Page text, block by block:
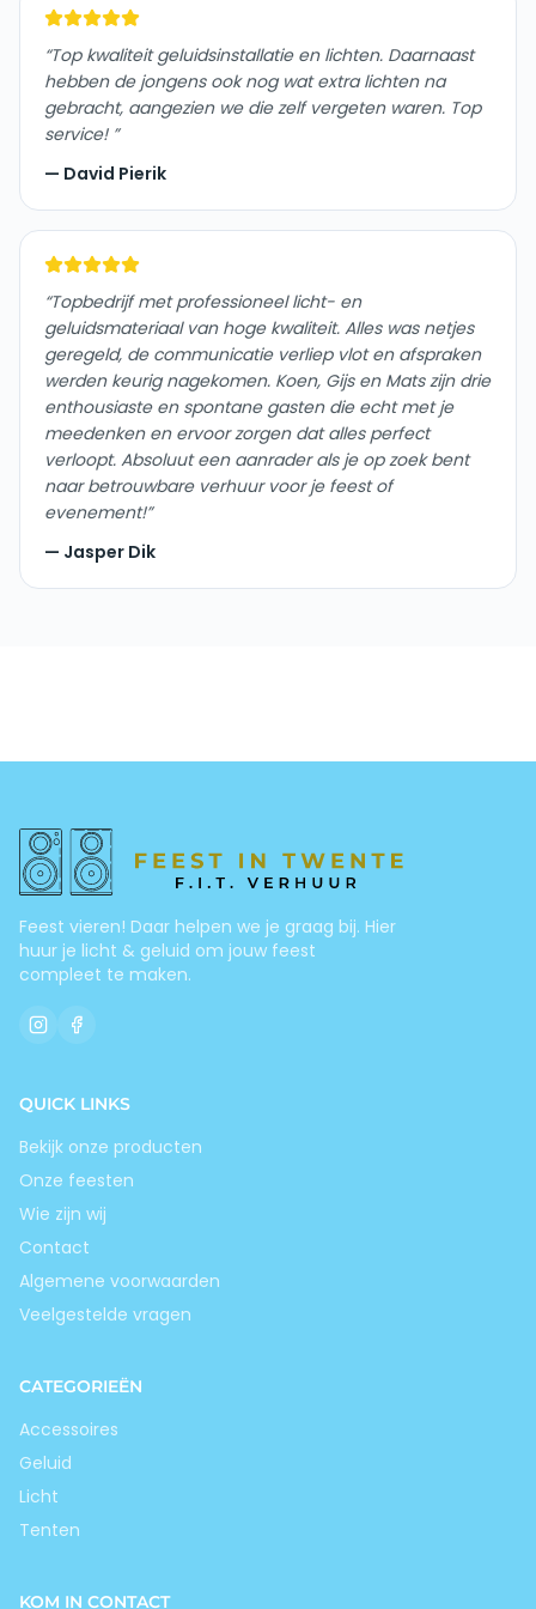
“Top kwaliteit geluidsinstallatie en lichten. Daarnaast
hebben de jongens ook nog wat extra lichten na
gebracht, aangezien we die zelf vergeten waren. Top
service! ”
— David Pierik
“Topbedrijf met professioneel licht- en
geluidsmateriaal van hoge kwaliteit. Alles was netjes
geregeld, de communicatie verliep vlot en afspraken
werden keurig nagekomen. Koen, Gijs en Mats zijn drie
enthousiaste en spontane gasten die echt met je
meedenken en ervoor zorgen dat alles perfect
verloopt. Absoluut een aanrader als je op zoek bent
naar betrouwbare verhuur voor je feest of
evenement!”
— Jasper Dik
Feest vieren! Daar helpen we je graag bij. Hier
huur je licht & geluid om jouw feest
compleet te maken.
QUICK LINKS
Bekijk onze producten
Onze feesten
Wie zijn wij
Contact
Algemene voorwaarden
Veelgestelde vragen
CATEGORIEËN
Accessoires
Geluid
Licht
Tenten
KOM IN CONTACT